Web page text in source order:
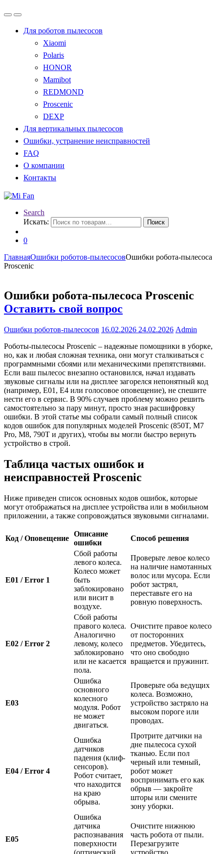
Для роботов пылесосов
Xiaomi
Polaris
HONOR
Mamibot
REDMOND
Proscenic
DEXP
Для вертикальных пылесосов
Ошибки, устранение неисправностей
FAQ
О компании
Контакты
Search
Искать:
Поиск
0
ГлавнаяОшибки роботов-пылесосовОшибки робота-пылесоса
Proscenic
Ошибки робота-пылесоса Proscenic
Оставить свой вопрос
Ошибки роботов-пылесосов 16.02.2026 24.02.2026 Admin
Роботы-пылесосы Proscenic – надежные помощники в уборке,
но, как и любая сложная техника, они могут сталкиваться с
программными сбоями или механическими препятствиями.
Если ваш пылесос внезапно остановился, начал издавать
звуковые сигналы или на дисплее загорелся непонятный код
(например, E01, E4 или голосовое оповещение), не спешите
нести его в сервис. В 90% случаев проблему можно решить
самостоятельно за пару минут, просто зная расшифровку
ошибки. В этой статье мы собрали самый полный список
кодов ошибок для популярных моделей Proscenic (850T, M7
Pro, M8, 790T и других), чтобы вы могли быстро вернуть
устройство в строй.
Таблица частых ошибок и
неисправностей Proscenic
Ниже приведен список основных кодов ошибок, которые
могут отображаться на дисплее устройства или в мобильном
приложении, а также сопровождаться звуковыми сигналами.
Код / Оповещение
Описание
ошибки
Способ решения
E01 / Error 1
Сбой работы
левого колеса.
Колесо может
быть
заблокировано
или висит в
воздухе.
Проверьте левое колесо
на наличие намотанных
волос или мусора. Если
робот застрял,
переставьте его на
ровную поверхность.
E02 / Error 2
Сбой работы
правого колеса.
Аналогично
левому, колесо
заблокировано
или не касается
пола.
Очистите правое колесо
от посторонних
предметов. Убедитесь,
что оно свободно
вращается и пружинит.
E03
Ошибка
основного
колесного
модуля. Робот
не может
двигаться.
Проверьте оба ведущих
колеса. Возможно,
устройство застряло на
высоком пороге или
проводах.
E04 / Error 4
Ошибка
датчиков
падения (клиф-
сенсоров).
Робот считает,
что находится
на краю
обрыва.
Протрите датчики на
дне пылесоса сухой
тканью. Если пол
черный или темный,
робот может
воспринимать его как
обрыв — закройте
шторы или смените
зону уборки.
E05
Ошибка
датчика
распознавания
поверхности
(оптический
Очистите нижнюю
часть робота от пыли.
Перезагрузите
устройство.